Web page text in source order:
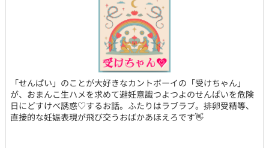
「せんぱい」のことが大好きなカントボーイの「受けちゃん」
が、おまんこ生ハメを求めて避妊意識つよつよのせんぱいを危険
日にどすけべ誘惑♡するお話。ふたりはラブラブ。排卵受精等、
直接的な妊娠表現が飛び交うおばかあほえろです👋